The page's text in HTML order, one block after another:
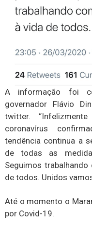
A informação foi
governador Flávio
twitter.
coronavírus
tendência continua a
de todas as
Seguimos
de todos. Unidos
Até o momento o
por Covid-19.